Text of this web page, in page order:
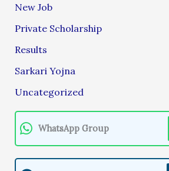
New Job
Private Scholarship
Results
Sarkari Yojna
Uncategorized
WhatsApp Group